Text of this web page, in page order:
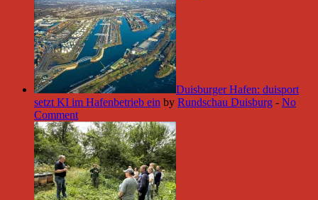
Duisburger Hafen: duisport
setzt KI im Hafenbetrieb ein by Rundschau Duisburg - No
Comment